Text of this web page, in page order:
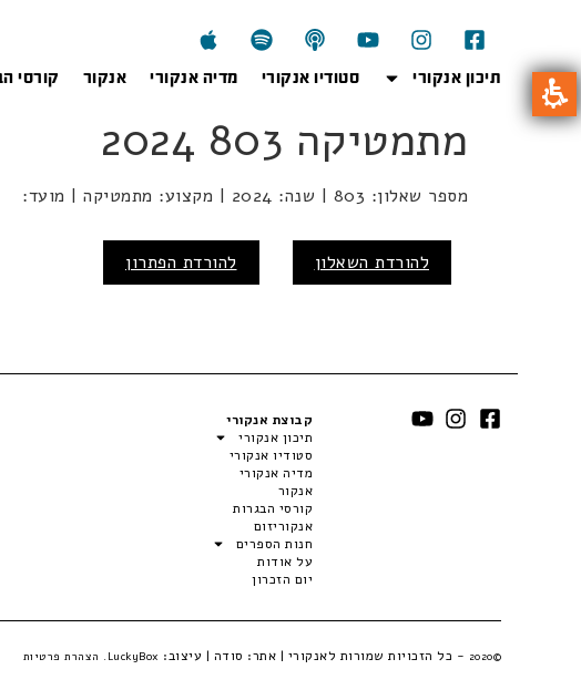
תיכון אנקורי סטודיו אנקורי מדיה אנקורי אנקור קורסי
מתמטיקה 803 2024
מספר שאלון: 803 | שנה: 2024 | מקצוע: מתמטיקה | מועד:
להורדת השאלון להורדת הפתרון
קבוצת אנקורי
תיכון אנקורי
סטודיו אנקורי
מדיה אנקורי
אנקור
קורסי הבגרות
אנקוריזום
חנות הספרים
על אודות
יום הזכרון
©2020 - כל הזכויות שמורות לאנקורי | אתר: סודה | עיצוב: LuckyBox. הצהרת פרטיות